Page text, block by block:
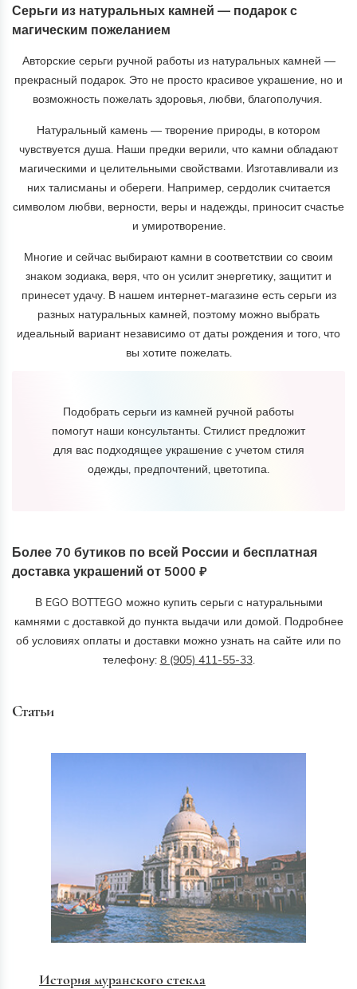
Серьги из натуральных камней — подарок с
магическим пожеланием
Авторские серьги ручной работы из натуральных камней —
прекрасный подарок. Это не просто красивое украшение, но и
возможность пожелать здоровья, любви, благополучия.
Натуральный камень — творение природы, в котором
чувствуется душа. Наши предки верили, что камни обладают
магическими и целительными свойствами. Изготавливали из
них талисманы и обереги. Например, сердолик считается
символом любви, верности, веры и надежды, приносит счастье
и умиротворение.
Многие и сейчас выбирают камни в соответствии со своим
знаком зодиака, веря, что он усилит энергетику, защитит и
принесет удачу. В нашем интернет-магазине есть серьги из
разных натуральных камней, поэтому можно выбрать
идеальный вариант независимо от даты рождения и того, что
вы хотите пожелать.
Подобрать серьги из камней ручной работы
помогут наши консультанты. Стилист предложит
для вас подходящее украшение с учетом стиля
одежды, предпочтений, цветотипа.
Более 70 бутиков по всей России и бесплатная
доставка украшений от 5000 ₽
В EGO BOTTEGO можно купить серьги с натуральными
камнями с доставкой до пункта выдачи или домой. Подробнее
об условиях оплаты и доставки можно узнать на сайте или по
телефону: 8 (905) 411-55-33.
Статьи
История муранского стекла